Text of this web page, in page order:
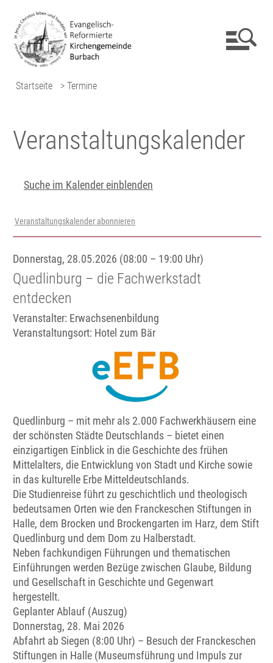
Startseite > Termine
Veranstaltungs­kalender
Suche im Kalender einblenden
Veranstaltungskalender abonnieren
Donnerstag, 28.05.2026 (08:00 – 19:00 Uhr)
Quedlinburg – die Fachwerkstadt
entdecken
Veranstalter: Erwachsenenbildung
Veranstaltungsort: Hotel zum Bär
Quedlinburg – mit mehr als 2.000 Fachwerkhäusern eine
der schönsten Städte Deutschlands – bietet einen
einzigartigen Einblick in die Geschichte des frühen
Mittelalters, die Entwicklung von Stadt und Kirche sowie
in das kulturelle Erbe Mitteldeutschlands.
Die Studienreise führt zu geschichtlich und theologisch
bedeutsamen Orten wie den Franckeschen Stiftungen in
Halle, dem Brocken und Brockengarten im Harz, dem Stift
Quedlinburg und dem Dom zu Halberstadt.
Neben fachkundigen Führungen und thematischen
Einführungen werden Bezüge zwischen Glaube, Bildung
und Gesellschaft in Geschichte und Gegenwart
hergestellt.
Geplanter Ablauf (Auszug)
Donnerstag, 28. Mai 2026
Abfahrt ab Siegen (8:00 Uhr) – Besuch der Franckeschen
Stiftungen in Halle (Museumsführung und Impuls zur